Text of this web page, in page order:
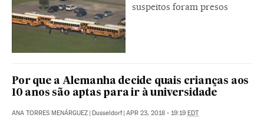
suspeitos foram presos
Por que a Alemanha decide quais crianças aos
10 anos são aptas para ir à universidade
ANA TORRES MENÁRGUEZ | Dusseldorf | APR 23, 2018 - 19:19 EDT